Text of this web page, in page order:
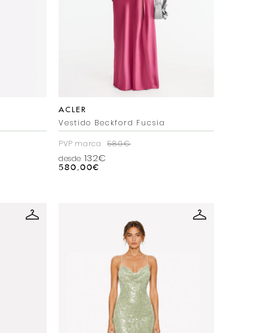
ACLER
Vestido Beckford Fucsia
PVP marca
580€
desde 132€
580,00€